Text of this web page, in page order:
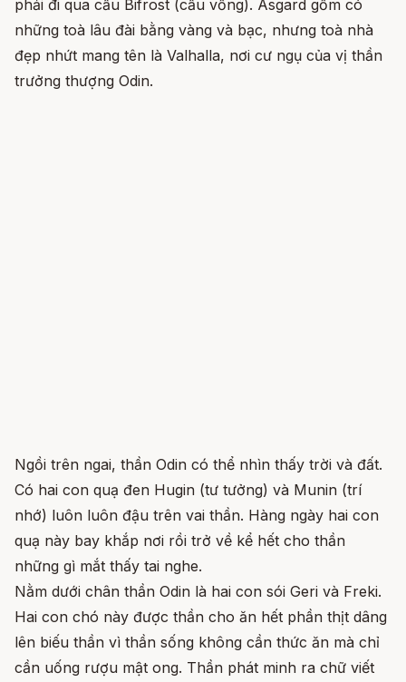
phải đi qua cầu Bifrost (cầu vồng). Asgard gồm có
những toà lâu đài bằng vàng và bạc, nhưng toà nhà
đẹp nhứt mang tên là Valhalla, nơi cư ngụ của vị thần
trưởng thượng Odin.
Ngồi trên ngai, thần Odin có thể nhìn thấy trời và đất.
Có hai con quạ đen Hugin (tư tưởng) và Munin (trí
nhớ) luôn luôn đậu trên vai thần. Hàng ngày hai con
quạ này bay khắp nơi rồi trở về kể hết cho thần
những gì mắt thấy tai nghe.
Nằm dưới chân thần Odin là hai con sói Geri và Freki.
Hai con chó này được thần cho ăn hết phần thịt dâng
lên biếu thần vì thần sống không cần thức ăn mà chỉ
cần uống rượu mật ong. Thần phát minh ra chữ viết